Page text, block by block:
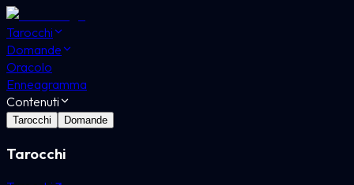
Tarocchi
Domande
Oracolo
Enneagramma
Contenuti
Tarocchi Domande
Tarocchi